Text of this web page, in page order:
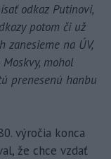
odkaz Putinovi,
potom či už
zanesieme na ÚV,
mohol
prenesenú hanbu
výročia konca
že chce vzdať